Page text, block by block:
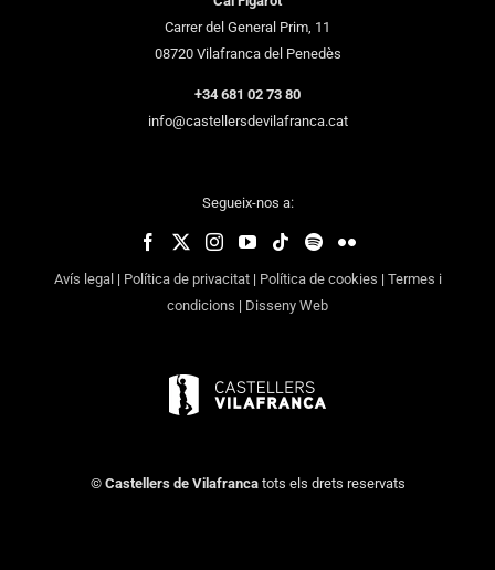
Carrer del General Prim, 11
08720 Vilafranca del Penedès
+34 681 02 73 80
info@castellersdevilafranca.cat
Segueix-nos a:
Avís legal | Política de privacitat| Política de cookies | Termes i
condicions | Disseny Web
© Castellers de Vilafrancatots els drets reservats